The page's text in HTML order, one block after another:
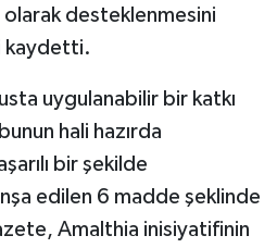
olarak desteklenmesini
kaydetti.
uygulanabilir bir katkı
hali hazırda
bir şekilde
edilen 6 madde şeklinde
Amalthia inisiyatifinin